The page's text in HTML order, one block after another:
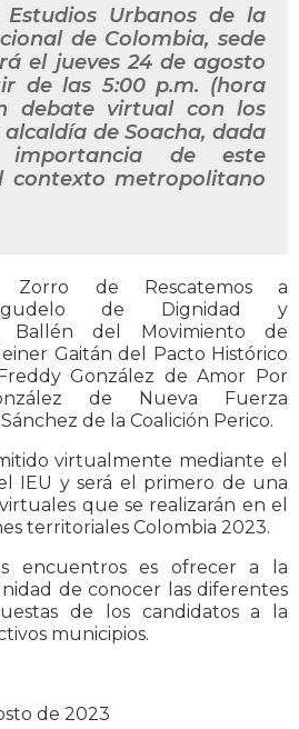
Urbanos de la
de Colombia, sede
el jueves 24 de agosto
de las 5:00 p.m. (hora
debate virtual con los
de Soacha, dada
de este
contexto metropolitano
Zorro de Rescatemos a
de Dignidad y
Ballén del Movimiento de
Gaitán del Pacto Histórico
González de Amor Por
de Nueva Fuerza
de la Coalición Perico.
virtualmente mediante el
IEU y será el primero de una
que se realizarán en el
territoriales Colombia 2023.
encuentros es ofrecer a la
de conocer las diferentes
de los candidatos a la
municipios.
de 2023